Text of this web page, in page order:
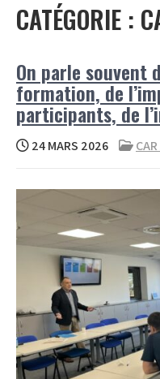
CATÉGORIE :
On parle souvent
formation, de
participants, de
24 MARS 2026